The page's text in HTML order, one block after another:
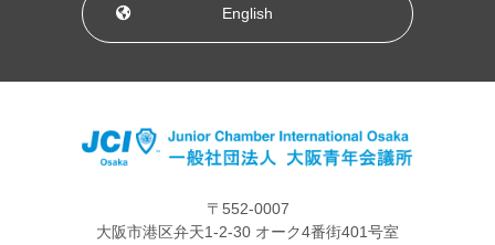
English
〒552-0007
大阪市港区弁天1-2-30 オーク4番街401号室